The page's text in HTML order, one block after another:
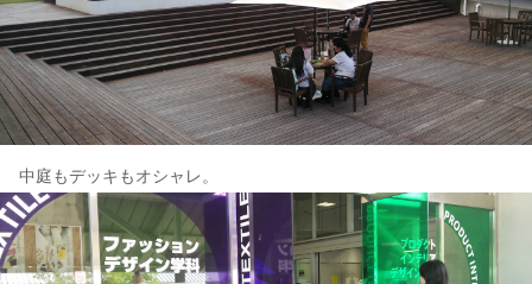
中庭もデッキもオシャレ。